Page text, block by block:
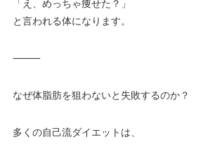
「え、めっちゃ痩せた？」
と言われる体になります。
⸻
なぜ体脂肪を狙わないと失敗するのか？
多くの自己流ダイエットは、